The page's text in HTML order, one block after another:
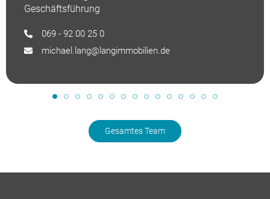
Geschäftsführung
069 - 92 00 25 0
michael.lang@langimmobilien.de
Gesamtes Team